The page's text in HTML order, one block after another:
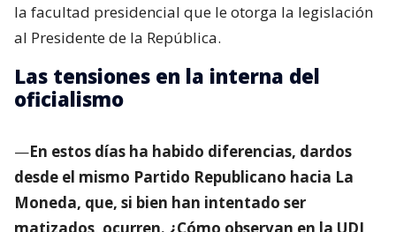
la facultad presidencial que le otorga la legislación
al Presidente de la República.
Las tensiones en la interna del
oficialismo
—En estos días ha habido diferencias, dardos
desde el mismo Partido Republicano hacia La
Moneda, que, si bien han intentado ser
matizados, ocurren. ¿Cómo observan en la UDI